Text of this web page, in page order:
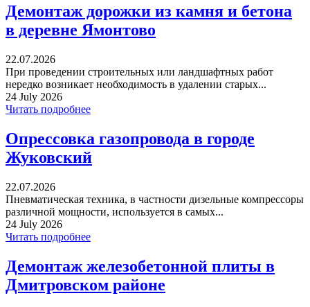
Демонтаж дорожки из камня и бетона
в деревне Ямонтово
22.07.2026
При проведении строительных или ландшафтных работ
нередко возникает необходимость в удалении старых...
24 July 2026
Читать подробнее
Опрессовка газопровода в городе
Жуковский
22.07.2026
Пневматическая техника, в частности дизельные компрессоры
различной мощности, используется в самых...
24 July 2026
Читать подробнее
Демонтаж железобетонной плиты в
Дмитровском районе